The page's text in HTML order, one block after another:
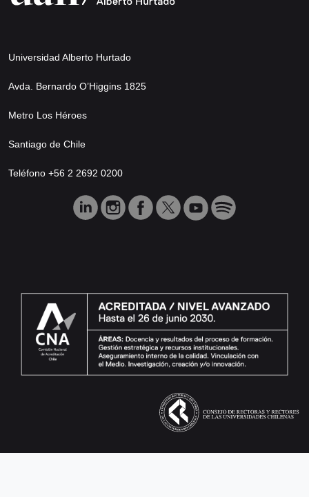
Universidad Alberto Hurtado
Avda. Bernardo O’Higgins 1825
Metro Los Héroes
Santiago de Chile
Teléfono +56 2 2692 0200